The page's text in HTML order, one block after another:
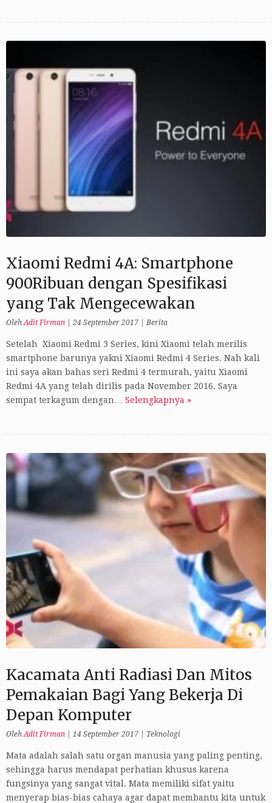
Xiaomi Redmi 4A: Smartphone
900Ribuan dengan Spesifikasi
yang Tak Mengecewakan
Oleh Adit Firman 24 September 2017 Berita
Setelah Xiaomi Redmi 3 Series, kini Xiaomi telah merilis
smartphone barunya yakni Xiaomi Redmi 4 Series. Nah kali
ini saya akan bahas seri Redmi 4 termurah, yaitu Xiaomi
Redmi 4A yang telah dirilis pada November 2016. Saya
sempat terkagum dengan… Selengkapnya »
Kacamata Anti Radiasi Dan Mitos
Pemakaian Bagi Yang Bekerja Di
Depan Komputer
OlehAdit Firman 14 September 2017 Teknologi
Mata adalah salah satu organ manusia yang paling penting,
sehingga harus mendapat perhatian khusus karena
fungsinya yang sangat vital. Mata memiliki sifat yaitu
menyerap bias-bias cahaya agar dapat membantu kita untuk